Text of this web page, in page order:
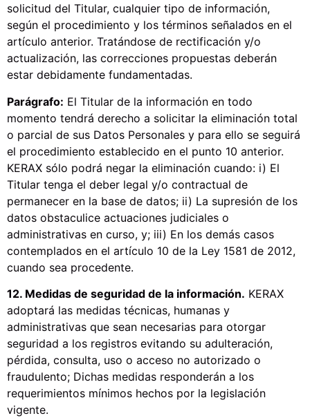
solicitud del Titular, cualquier tipo de información,
según el procedimiento y los términos señalados en el
artículo anterior. Tratándose de rectificación y/o
actualización, las correcciones propuestas deberán
estar debidamente fundamentadas.
Parágrafo: El Titular de la información en todo
momento tendrá derecho a solicitar la eliminación total
o parcial de sus Datos Personales y para ello se seguirá
el procedimiento establecido en el punto 10 anterior.
KERAX sólo podrá negar la eliminación cuando: i) El
Titular tenga el deber legal y/o contractual de
permanecer en la base de datos; ii) La supresión de los
datos obstaculice actuaciones judiciales o
administrativas en curso, y; iii) En los demás casos
contemplados en el artículo 10 de la Ley 1581 de 2012,
cuando sea procedente.
12. Medidas de seguridad de la información. KERAX
adoptará las medidas técnicas, humanas y
administrativas que sean necesarias para otorgar
seguridad a los registros evitando su adulteración,
pérdida, consulta, uso o acceso no autorizado o
fraudulento; Dichas medidas responderán a los
requerimientos mínimos hechos por la legislación
vigente.